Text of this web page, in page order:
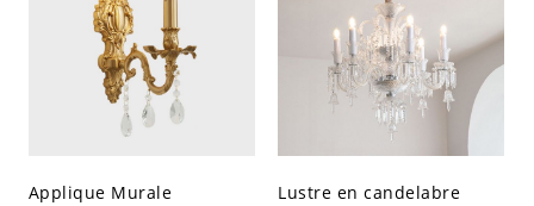
Applique Murale
Lustre en candelabre